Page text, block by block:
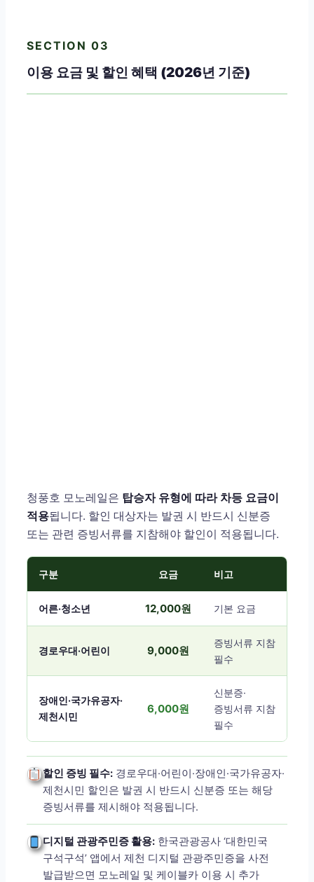
SECTION 03
이용 요금 및 할인 혜택 (2026년 기준)
청풍호 모노레일은 탑승자 유형에 따라 차등 요금이
적용됩니다. 할인 대상자는 발권 시 반드시 신분증
또는 관련 증빙서류를 지참해야 할인이 적용됩니다.
구분 요금 비고
어른·청소년 12,000원 기본 요금
경로우대·어린이 9,000원
증빙서류 지참
필수
장애인·국가유공자·
제천시민
6,000원
신분증·
증빙서류 지참
필수
할인 증빙 필수:경로우대·어린이·장애인·국가유공자·
제천시민 할인은 발권 시 반드시 신분증 또는 해당
증빙서류를 제시해야 적용됩니다.
디지털 관광주민증 활용:한국관광공사 ‘대한민국
구석구석’ 앱에서 제천 디지털 관광주민증을 사전
발급받으면 모노레일 및 케이블카 이용 시 추가